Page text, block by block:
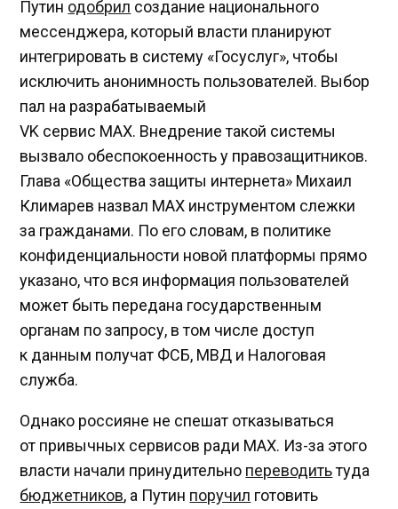
Путин одобрил создание национального
мессенджера, который власти планируют
интегрировать в систему «Госуслуг», чтобы
исключить анонимность пользователей. Выбор
пал на разрабатываемый
VK сервис MAX. Внедрение такой системы
вызвало обеспокоенность у правозащитников.
Глава «Общества защиты интернета» Михаил
Климарев назвал MAX инструментом слежки
за гражданами. По его словам, в политике
конфиденциальности новой платформы прямо
указано, что вся информация пользователей
может быть передана государственным
органам по запросу, в том числе доступ
к данным получат ФСБ, МВД и Налоговая
служба.
Однако россияне не спешат отказываться
от привычных сервисов ради MAX. Из-за этого
власти начали принудительно переводитьтуда
бюджетников, а Путин поручил готовить